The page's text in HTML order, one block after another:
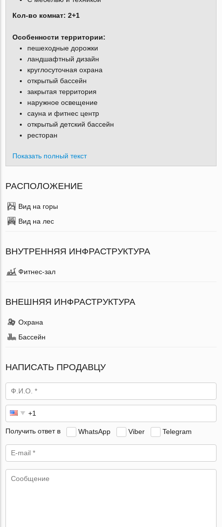
Кол-во комнат: 2+1
Особенности территории:
пешеходные дорожки
ландшафтный дизайн
круглосуточная охрана
открытый бассейн
закрытая территория
наружное освещение
сауна и фитнес центр
открытый детский бассейн
ресторан
Показать полный текст
РАСПОЛОЖЕНИЕ
Вид на горы
Вид на лес
ВНУТРЕННЯЯ ИНФРАСТРУКТУРА
Фитнес-зал
ВНЕШНЯЯ ИНФРАСТРУКТУРА
Охрана
Бассейн
НАПИСАТЬ ПРОДАВЦУ
Получить ответ в WhatsApp Viber Telegram